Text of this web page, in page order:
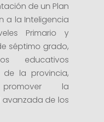
de un Plan
a la Inteligencia
Primario y
séptimo grado,
educativos
la provincia,
la
de los